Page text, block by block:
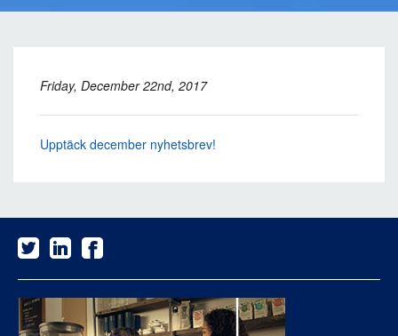
Friday, December 22nd, 2017
Upptäck december nyhetsbrev!